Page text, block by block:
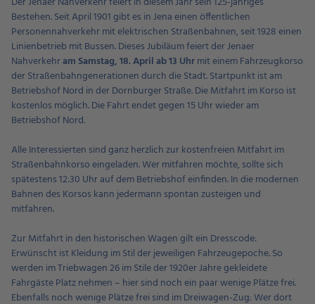
Bestehen. Seit April 1901 gibt es in Jena einen öffentlichen
Personennahverkehr mit elektrischen Straßenbahnen, seit 1928 einen
Linienbetrieb mit Bussen. Dieses Jubiläum feiert der Jenaer
Nahverkehram Samstag, 18. April ab 13 Uhrmit einem Fahrzeugkorso
der Straßenbahngenerationen durch die Stadt. Startpunkt ist am
Betriebshof Nord in der Dornburger Straße. Die Mitfahrt im Korso ist
kostenlos möglich. Die Fahrt endet gegen 15 Uhr wieder am
Betriebshof Nord.
Alle Interessierten sind ganz herzlich zur kostenfreien Mitfahrt im
Straßenbahnkorso eingeladen. Wer mitfahren möchte, sollte sich
spätestens 12:30 Uhr auf dem Betriebshof einfinden. In die modernen
Bahnen des Korsos kann jedermann spontan zusteigen und
mitfahren.
Zur Mitfahrt in den historischen Wagen gilt ein Dresscode:
Erwünscht ist Kleidung im Stil der jeweiligen Fahrzeugepoche. So
werden im Triebwagen 26 im Stile der 1920er Jahre gekleidete
Fahrgäste Platz nehmen – hier sind noch ein paar wenige Plätze frei.
Ebenfalls noch wenige Plätze frei sind im Dreiwagen-Zug: Wer dort